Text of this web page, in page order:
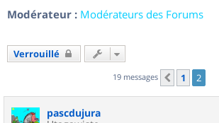
Modérateur : Modérateurs des Forums
Verrouillé
19 messages Précédent
1 2
pascdujura